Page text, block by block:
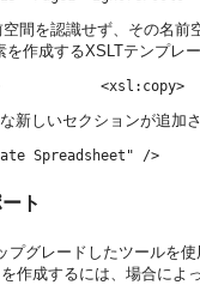
間を認識せず、その名前
作成するXSLTテンプレ
新しいセクションが追加
Spreadsheet" />
ト
グレードしたツールを
作成するには、場合に